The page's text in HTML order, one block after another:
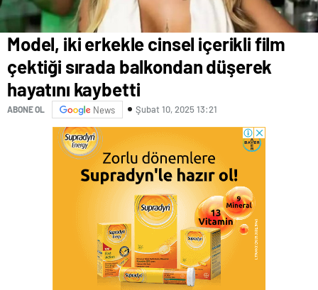
Model, iki erkekle cinsel içerikli film
çektiği sırada balkondan düşerek
hayatını kaybetti
ABONE OL News Şubat 10, 2025 13:21